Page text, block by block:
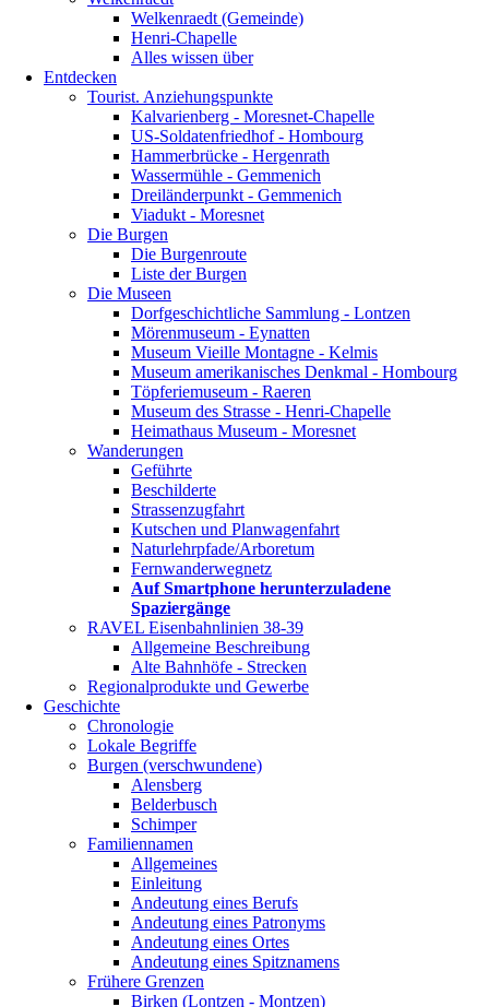
Welkenraedt (Gemeinde)
Henri-Chapelle
Alles wissen über
Entdecken
Tourist. Anziehungspunkte
Kalvarienberg - Moresnet-Chapelle
US-Soldatenfriedhof - Hombourg
Hammerbrücke - Hergenrath
Wassermühle - Gemmenich
Dreiländerpunkt - Gemmenich
Viadukt - Moresnet
Die Burgen
Die Burgenroute
Liste der Burgen
Die Museen
Dorfgeschichtliche Sammlung - Lontzen
Mörenmuseum - Eynatten
Museum Vieille Montagne - Kelmis
Museum amerikanisches Denkmal - Hombourg
Töpferiemuseum - Raeren
Museum des Strasse - Henri-Chapelle
Heimathaus Museum - Moresnet
Wanderungen
Geführte
Beschilderte
Strassenzugfahrt
Kutschen und Planwagenfahrt
Naturlehrpfade/Arboretum
Fernwanderwegnetz
Auf Smartphone herunterzuladene
Spaziergänge
RAVEL Eisenbahnlinien 38-39
Allgemeine Beschreibung
Alte Bahnhöfe - Strecken
Regionalprodukte und Gewerbe
Geschichte
Chronologie
Lokale Begriffe
Burgen (verschwundene)
Alensberg
Belderbusch
Schimper
Familiennamen
Allgemeines
Einleitung
Andeutung eines Berufs
Andeutung eines Patronyms
Andeutung eines Ortes
Andeutung eines Spitznamens
Frühere Grenzen
Birken (Lontzen - Montzen)